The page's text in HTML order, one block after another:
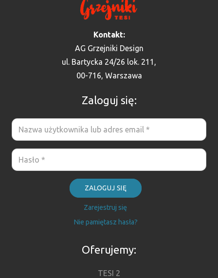
Kontakt:
AG Grzejniki Design
ul. Bartycka 24/26 lok. 211,
00-716, Warszawa
Zaloguj się:
ZALOGUJ SIĘ
Zarejestruj się
Nie pamiętasz hasła?
Oferujemy:
TESI 2